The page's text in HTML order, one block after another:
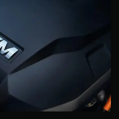
WEY 80
Масштаб